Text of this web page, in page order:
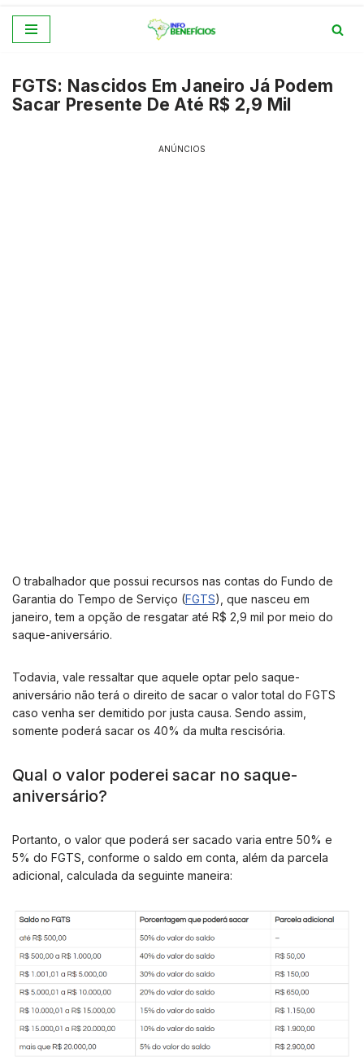
o
conteúdo
FGTS: Nascidos Em Janeiro Já Podem
Sacar Presente De Até R$ 2,9 Mil
ANÚNCIOS
O trabalhador que possui recursos nas contas do Fundo de
Garantia do Tempo de Serviço (FGTS), que nasceu em
janeiro, tem a opção de resgatar até R$ 2,9 mil por meio do
saque-aniversário.
Todavia, vale ressaltar que aquele optar pelo saque-
aniversário não terá o direito de sacar o valor total do FGTS
caso venha ser demitido por justa causa. Sendo assim,
somente poderá sacar os 40% da multa rescisória.
Qual o valor poderei sacar no saque-
aniversário?
Portanto, o valor que poderá ser sacado varia entre 50% e
5% do FGTS, conforme o saldo em conta, além da parcela
adicional, calculada da seguinte maneira: